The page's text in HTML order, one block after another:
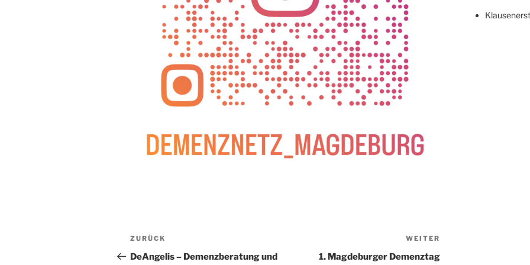
Beitragsnavigation
Vorheriger
Beitrag
ZURÜCK
DeAngelis – Demenzberatung und
Beitrag
WEITER
1. Magdeburger Demenztag